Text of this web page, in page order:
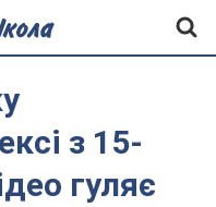
з 15-
гуляє